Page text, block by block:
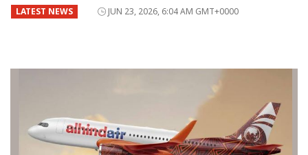
LATEST NEWS JUN 23, 2026, 6:04 AM GMT+0000